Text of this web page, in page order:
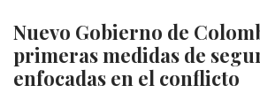
Nuevo Gobierno de
primeras medidas de
enfocadas en el conflicto